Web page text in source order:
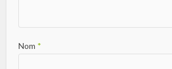
Nom *